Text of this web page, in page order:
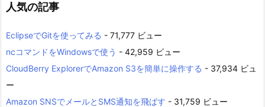
人気の記事
EclipseでGitを使ってみる - 71,777 ビュー
ncコマンドをWindowsで使う - 42,959 ビュー
CloudBerry ExplorerでAmazon S3を簡単に操作する - 37,934 ビュ
ー
Amazon SNSでメールとSMS通知を飛ばす - 31,759 ビュー